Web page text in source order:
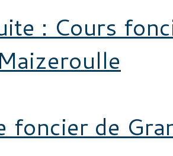
: Cours
foncier de